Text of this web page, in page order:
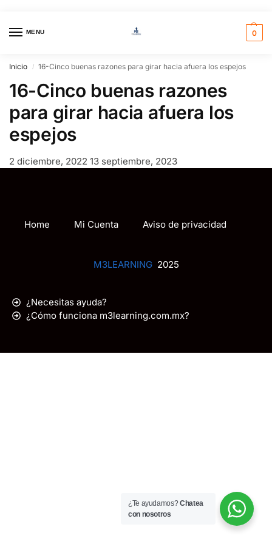
MENU 0
Inicio / 16-Cinco buenas razones para girar hacia afuera los espejos
16-Cinco buenas razones
para girar hacia afuera los
espejos
2 diciembre, 2022 13 septiembre, 2023
Home Mi Cuenta Aviso de privacidad
M3LEARNING2025
¿Necesitas ayuda?
¿Cómo funciona m3learning.com.mx?
¿Te ayudamos?Chatea
con nosotros